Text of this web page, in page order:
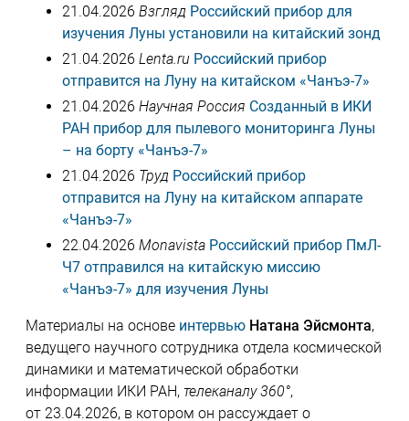
21.04.2026 Взгляд Российский прибор для
изучения Луны установили на китайский зонд
21.04.2026 Lenta.ru Российский прибор
отправится на Луну на китайском «Чанъэ-7»
21.04.2026 Научная Россия Созданный в ИКИ
РАН прибор для пылевого мониторинга Луны
– на борту «Чанъэ-7»
21.04.2026 Труд Российский прибор
отправится на Луну на китайском аппарате
«Чанъэ-7»
22.04.2026 Monavista Российский прибор ПмЛ-
Ч7 отправился на китайскую миссию
«Чанъэ-7» для изучения Луны
Материалы на основе интервью Натана Эйсмонта,
ведущего научного сотрудника отдела космической
динамики и математической обработки
информации ИКИ РАН, телеканалу 360°,
от 23.04.2026, в котором он рассуждает о